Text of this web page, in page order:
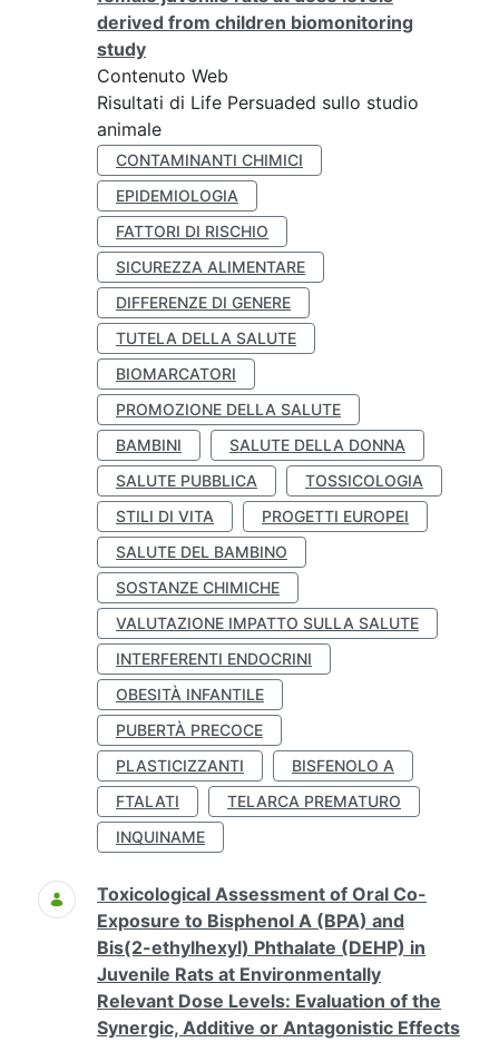
derived from children biomonitoring
study
Contenuto Web
Risultati di Life Persuaded sullo studio
animale
CONTAMINANTI CHIMICI
EPIDEMIOLOGIA
FATTORI DI RISCHIO
SICUREZZA ALIMENTARE
DIFFERENZE DI GENERE
TUTELA DELLA SALUTE
BIOMARCATORI
PROMOZIONE DELLA SALUTE
BAMBINI
SALUTE DELLA DONNA
SALUTE PUBBLICA
TOSSICOLOGIA
STILI DI VITA
PROGETTI EUROPEI
SALUTE DEL BAMBINO
SOSTANZE CHIMICHE
VALUTAZIONE IMPATTO SULLA SALUTE
INTERFERENTI ENDOCRINI
OBESITÀ INFANTILE
PUBERTÀ PRECOCE
PLASTICIZZANTI
BISFENOLO A
FTALATI
TELARCA PREMATURO
INQUINAME
Toxicological Assessment of Oral Co-
Exposure to Bisphenol A (BPA) and
Bis(2-ethylhexyl) Phthalate (DEHP) in
Juvenile Rats at Environmentally
Relevant Dose Levels: Evaluation of the
Synergic, Additive or Antagonistic Effects